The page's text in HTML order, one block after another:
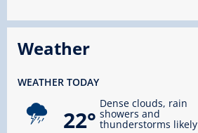
Weather
WEATHER TODAY
22°
Dense clouds, rain
showers and
thunderstorms likely